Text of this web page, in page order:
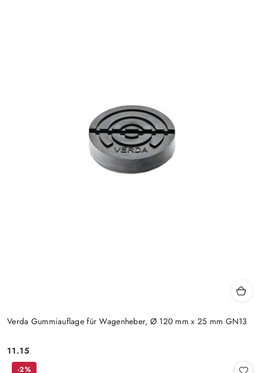
Verda Gummiauflage für Wagenheber, Ø 120 mm x 25 mm GN13
Preis:
11.15
-2%